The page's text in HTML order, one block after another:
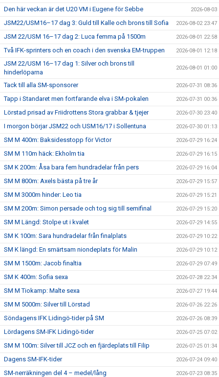
Den här veckan är det U20 VM i Eugene för Sebbe 2026-08-03
JSM22/USM16–17 dag 3: Guld till Kalle och brons till Sofia 2026-08-02 23:47
JSM 22/USM 16–17 dag 2: Luca femma på 1500m 2026-08-01 22:58
Två IFK-sprinters och en coach i den svenska EM-truppen 2026-08-01 12:18
JSM 22/USM 16–17 dag 1: Silver och brons till
hinderlöparna
2026-08-01 01:00
Tack till alla SM-sponsorer 2026-07-31 08:36
Tapp i Standaret men fortfarande elva i SM-pokalen 2026-07-31 00:36
Lörstad prisad av Friidrottens Stora grabbar & tjejer 2026-07-30 23:40
I morgon börjar JSM22 och USM16/17 i Sollentuna 2026-07-30 01:13
SM M 400m: Baksidesstopp för Victor 2026-07-29 16:24
SM M 110m häck: Ekholm tia 2026-07-29 16:15
SM K 200m: Åsa bara fem hundradelar från pers 2026-07-29 16:04
SM M 800m: Axels bästa på tre år 2026-07-29 15:57
SM M 3000m hinder: Leo tia 2026-07-29 15:21
SM M 200m: Simon persade och tog sig till semifinal 2026-07-29 15:20
SM M Längd: Stolpe ut i kvalet 2026-07-29 14:55
SM K 100m: Sara hundradelar från finalplats 2026-07-29 10:22
SM K längd: En smärtsam niondeplats för Malin 2026-07-29 10:12
SM M 1500m: Jacob finaltia 2026-07-29 07:49
SM K 400m: Sofia sexa 2026-07-28 22:34
SM M Tiokamp: Malte sexa 2026-07-27 19:44
SM M 5000m: Silver till Lörstad 2026-07-26 22:26
Söndagens IFK Lidingö-tider på SM 2026-07-26 08:39
Lördagens SM-IFK Lidingö-tider 2026-07-25 07:02
SM M 100m: Silver till JCZ och en fjärdeplats till Filip 2026-07-25 01:34
Dagens SM-IFK-tider 2026-07-24 09:40
SM-nerräkningen del 4 – medel/lång 2026-07-23 08:35